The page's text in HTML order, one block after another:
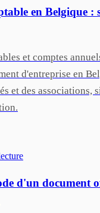
en Belgique :
et comptes
d'entreprise en
et des associations,
d'un document